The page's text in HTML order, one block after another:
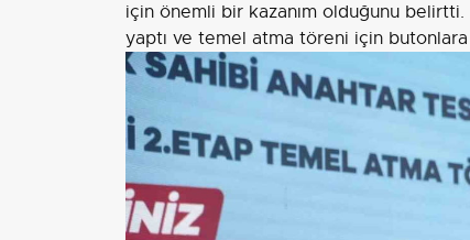
için önemli bir kazanım olduğunu
yaptı ve temel atma töreni için butonlara